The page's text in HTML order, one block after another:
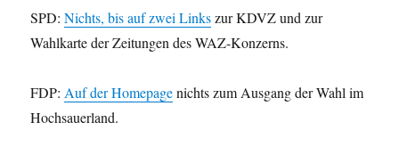
SPD:Nichts, bis auf zwei Linkszur KDVZ und zur
Wahlkarte der Zeitungen des WAZ-Konzerns.
FDP: Auf der Homepagenichts zum Ausgang der Wahl im
Hochsauerland.